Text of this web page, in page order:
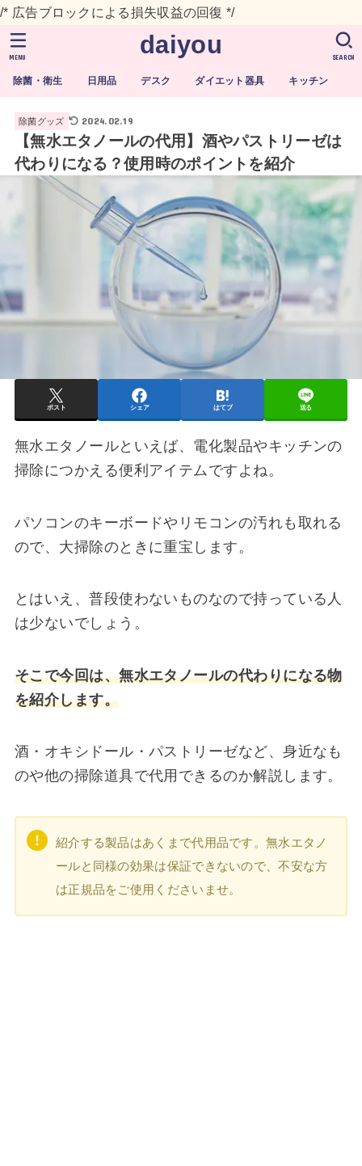
/* 広告ブロックによる損失収益の回復 */
daiyou
除菌・衛生 日用品 デスク ダイエット器具 キッチン
SEARCH
MENU
除菌グッズ 2024.02.19
【無水エタノールの代用】酒やパストリーゼは
代わりになる？使用時のポイントを紹介
ポスト シェア はてブ 送る
無水エタノールといえば、電化製品やキッチンの
掃除につかえる便利アイテムですよね。
パソコンのキーボードやリモコンの汚れも取れる
ので、大掃除のときに重宝します。
とはいえ、普段使わないものなので持っている人
は少ないでしょう。
そこで今回は、無水エタノールの代わりになる物
を紹介します。
酒・オキシドール・パストリーゼなど、身近なも
のや他の掃除道具で代用できるのか解説します。
紹介する製品はあくまで代用品です。無水エタノ
ールと同様の効果は保証できないので、不安な方
は正規品をご使用くださいませ。